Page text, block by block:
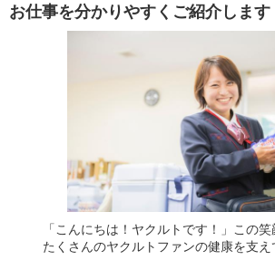
お仕事を分かりやすくご紹介します
「こんにちは！ヤクルトです！」この笑
たくさんのヤクルトファンの健康を支え